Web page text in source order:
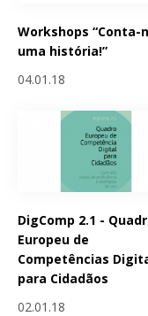
Workshops “Conta-
uma história!”
04.01.18
DigComp 2.1 -
Europeu de
Competências
para Cidadãos
02.01.18